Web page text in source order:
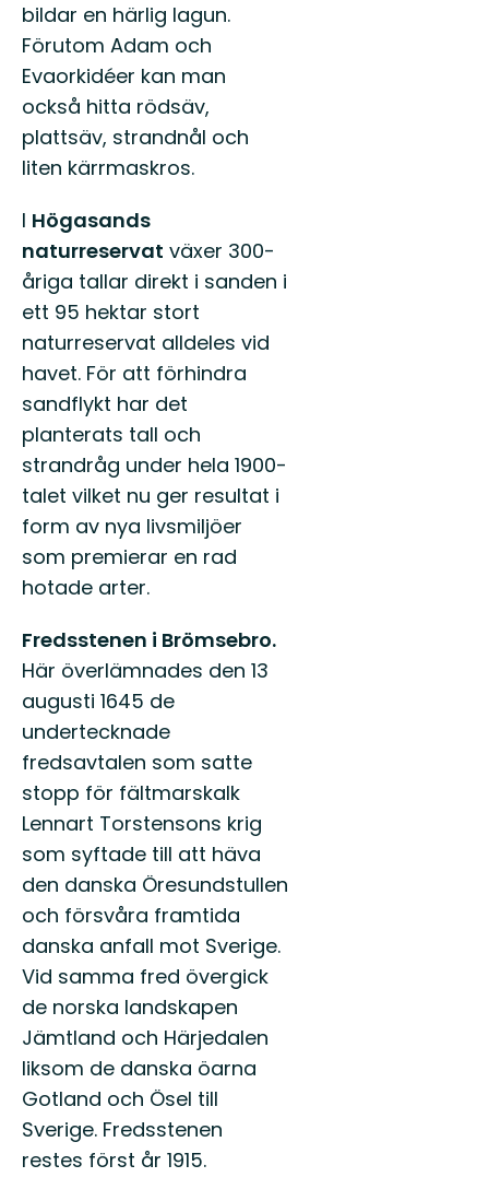
bildar en härlig lagun.
Förutom Adam och
Evaorkidéer kan man
också hitta rödsäv,
plattsäv, strandnål och
liten kärrmaskros.
I Högasands
naturreservat växer 300-
åriga tallar direkt i sanden i
ett 95 hektar stort
naturreservat alldeles vid
havet. För att förhindra
sandflykt har det
planterats tall och
strandråg under hela 1900-
talet vilket nu ger resultat i
form av nya livsmiljöer
som premierar en rad
hotade arter.
Fredsstenen i Brömsebro.
Här överlämnades den 13
augusti 1645 de
undertecknade
fredsavtalen som satte
stopp för fältmarskalk
Lennart Torstensons krig
som syftade till att häva
den danska Öresundstullen
och försvåra framtida
danska anfall mot Sverige.
Vid samma fred övergick
de norska landskapen
Jämtland och Härjedalen
liksom de danska öarna
Gotland och Ösel till
Sverige. Fredsstenen
restes först år 1915.